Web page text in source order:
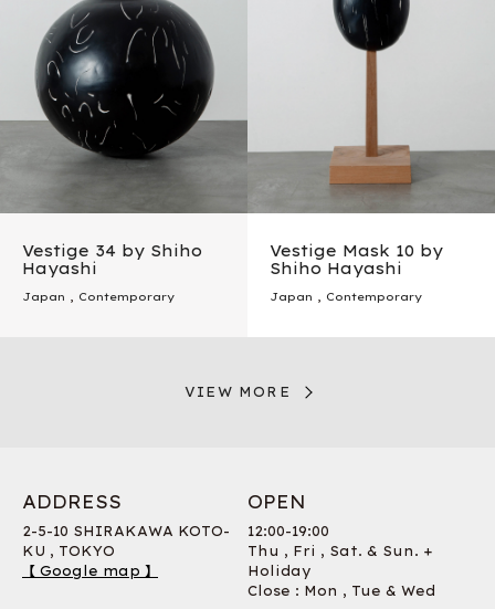
Vestige 34 by Shiho
Hayashi
Japan , Contemporary
Vestige Mask 10 by
Shiho Hayashi
Japan , Contemporary
VIEW MORE
ADDRESS
2-5-10 SHIRAKAWA KOTO-
KU , TOKYO
【 Google map 】
OPEN
12:00-19:00
Thu , Fri , Sat. & Sun. +
Holiday
Close : Mon , Tue & Wed